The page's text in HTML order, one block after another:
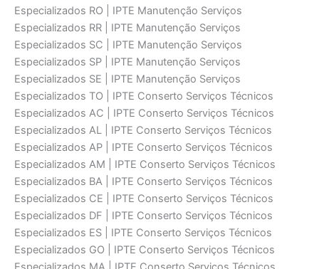
Especializados RO | IPTE Manutenção Serviços
Especializados RR | IPTE Manutenção Serviços
Especializados SC | IPTE Manutenção Serviços
Especializados SP | IPTE Manutenção Serviços
Especializados SE | IPTE Manutenção Serviços
Especializados TO | IPTE Conserto Serviços Técnicos
Especializados AC | IPTE Conserto Serviços Técnicos
Especializados AL | IPTE Conserto Serviços Técnicos
Especializados AP | IPTE Conserto Serviços Técnicos
Especializados AM | IPTE Conserto Serviços Técnicos
Especializados BA | IPTE Conserto Serviços Técnicos
Especializados CE | IPTE Conserto Serviços Técnicos
Especializados DF | IPTE Conserto Serviços Técnicos
Especializados ES | IPTE Conserto Serviços Técnicos
Especializados GO | IPTE Conserto Serviços Técnicos